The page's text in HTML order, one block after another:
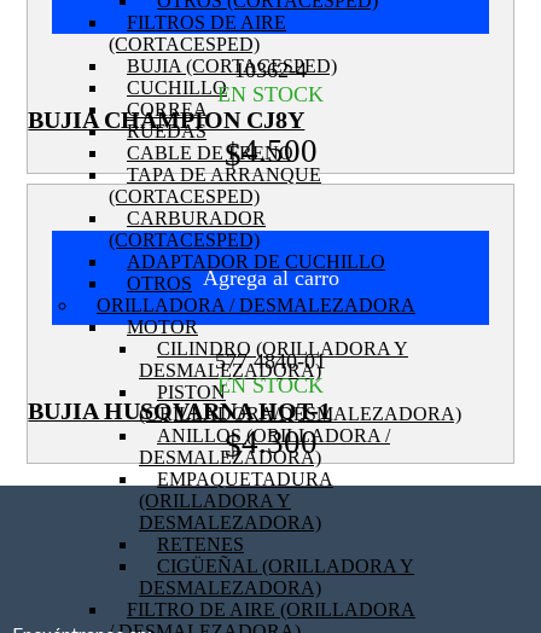
FILTROS DE AIRE
(CORTACESPED)
BUJIA (CORTACESPED)
CUCHILLO
CORREA
RUEDAS
CABLE DE FRENO
TAPA DE ARRANQUE
(CORTACESPED)
CARBURADOR
(CORTACESPED)
ADAPTADOR DE CUCHILLO
OTROS
ORILLADORA / DESMALEZADORA
MOTOR
CILINDRO (ORILLADORA Y
DESMALEZADORA)
PISTON
(ORILLADORA/DESMALEZADORA)
ANILLOS (ORILLADORA /
DESMALEZADORA)
EMPAQUETADURA
(ORILLADORA Y
DESMALEZADORA)
RETENES
CIGÜEÑAL (ORILLADORA Y
DESMALEZADORA)
FILTRO DE AIRE (ORILLADORA
10362-4
EN STOCK
BUJIA CHAMPION CJ8Y
$4.500
Agrega al carro
577 4840-01
EN STOCK
BUJIA HUSQVARNA HQT-1
$4.300